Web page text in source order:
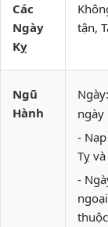
Các
Ngày
Kỵ
tận,
Ngũ
Hành
Ngày:
ngày
-
Tỵ
-